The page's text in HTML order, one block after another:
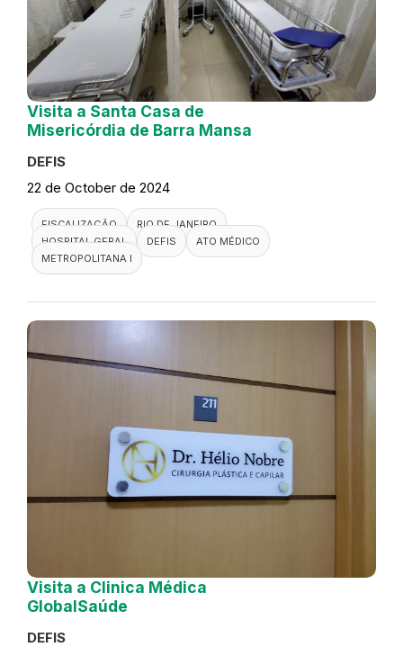
Visita a Santa Casa de
Misericórdia de Barra Mansa
DEFIS
22 de October de 2024
FISCALIZAÇÃO
RIO DE JANEIRO
HOSPITAL GERAL
DEFIS
ATO MÉDICO
METROPOLITANA I
Visita a Clinica Médica
GlobalSaúde
DEFIS